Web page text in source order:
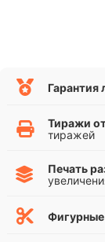
Гарантия
Тиражи
тиражей
Печать
Фигурные